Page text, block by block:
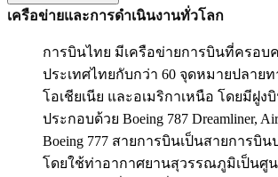
เครือข่ายและการดำเนินงานทั่วโลก
การบินไทย มีเครือข่ายการบินที่ครอบ
ประเทศไทยกับกว่า 60 จุดหมายปลายท
โอเชียเนีย และอเมริกาเหนือ โดยมีฝูง
ประกอบด้วย Boeing 787 Dreamliner,
Boeing 777 สายการบินเป็นสายการบิ
โดยใช้ท่าอากาศยานสุวรรณภูมิเป็นศูน